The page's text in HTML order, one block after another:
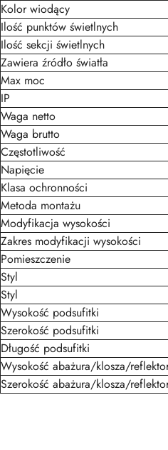
Kolor wiodący
Ilość punktów świetlnych
Ilość sekcji świetlnych
Zawiera źródło światła
Max moc
IP
Waga netto
Waga brutto
Częstotliwość
Napięcie
Klasa ochronności
Metoda montażu
Modyfikacja wysokości
Zakres modyfikacji wysokości
Pomieszczenie
Styl
Styl
Wysokość podsufitki
Szerokość podsufitki
Długość podsufitki
Wysokość abażura/klosza/
Szerokość abażura/klosza/